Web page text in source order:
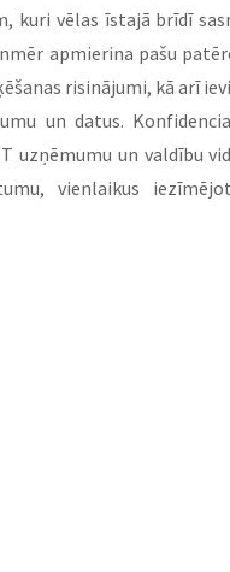
kuri vēlas īstajā brīdī
apmierina pašu
risinājumi, kā arī
un datus.
uzņēmumu un valdību
vienlaikus